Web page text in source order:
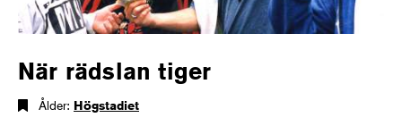
När rädslan tiger
Ålder: Högstadiet